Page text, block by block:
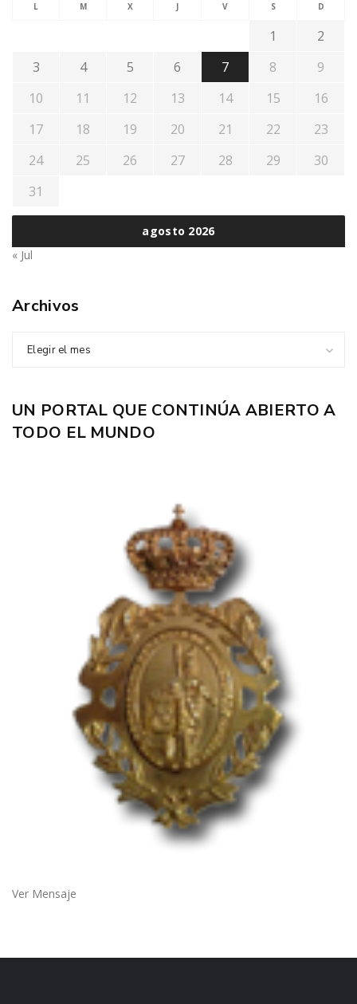
agosto 2026
L M X J V S D
1
2
3
4 5 6 7 8
9
10
11 12 13 14 15
16
17
18 19 20 21 22
23
24
25 26 27 28 29
30
31
« Jul
Archivos
Elegir el mes
UN PORTAL QUE CONTINÚA ABIERTO A
TODO EL MUNDO
Ver Mensaje